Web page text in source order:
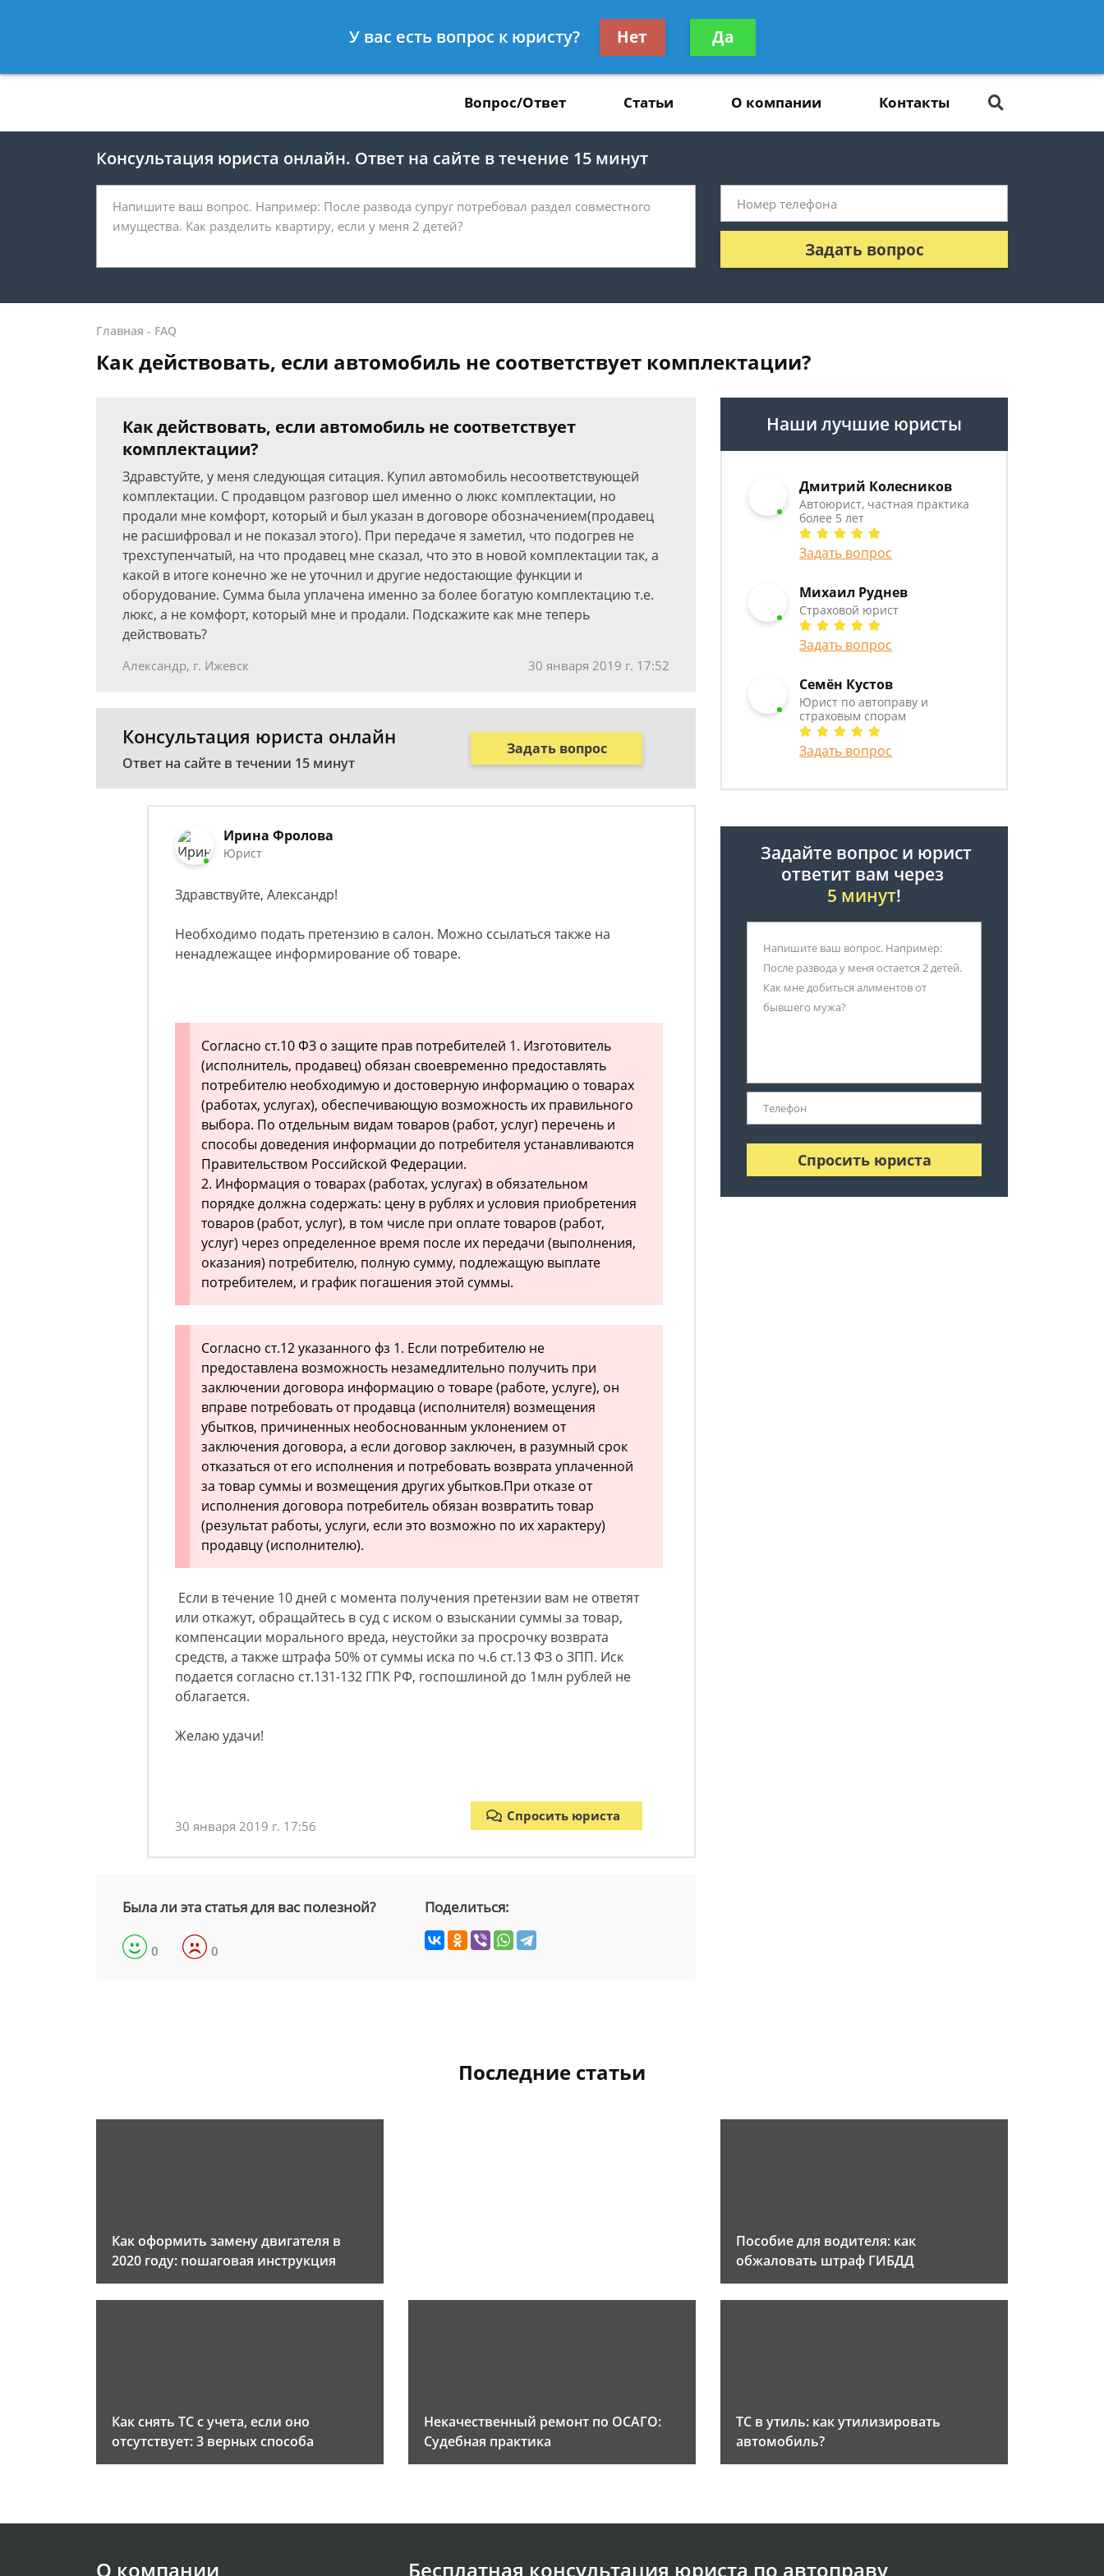
8 812 467-39-37
Получите консультацию
бесплатно
Вопрос/Ответ Статьи О компании Контакты
Консультация юриста онлайн. Ответ на сайте в течение 15 минут
Задать вопрос
Главная - FAQ
Как действовать, если автомобиль не соответствует комплектации?
Как действовать, если автомобиль не соответствует
комплектации?
Здравстуйте, у меня следующая ситация. Купил автомобиль несоответствующей
комплектации. С продавцом разговор шел именно о люкс комплектации, но
продали мне комфорт, который и был указан в договоре обозначением(продавец
не расшифровал и не показал этого). При передаче я заметил, что подогрев не
трехступенчатый, на что продавец мне сказал, что это в новой комплектации так, а
какой в итоге конечно же не уточнил и другие недостающие функции и
оборудование. Сумма была уплачена именно за более богатую комплектацию т.е.
люкс, а не комфорт, который мне и продали. Подскажите как мне теперь
действовать?
Александр, г. Ижевск 30 января 2019 г. 17:52
Консультация юриста онлайн
Ответ на сайте в течении 15 минут
Задать вопрос
Ирина Фролова
Юрист
Здравствуйте, Александр!
Необходимо подать претензию в салон. Можно ссылаться также на
ненадлежащее информирование об товаре.
Согласно ст.10 ФЗ о защите прав потребителей 1. Изготовитель
(исполнитель, продавец) обязан своевременно предоставлять
потребителю необходимую и достоверную информацию о товарах
(работах, услугах), обеспечивающую возможность их правильного
выбора. По отдельным видам товаров (работ, услуг) перечень и
способы доведения информации до потребителя устанавливаются
Правительством Российской Федерации.
2. Информация о товарах (работах, услугах) в обязательном
порядке должна содержать: цену в рублях и условия приобретения
товаров (работ, услуг), в том числе при оплате товаров (работ,
услуг) через определенное время после их передачи (выполнения,
оказания) потребителю, полную сумму, подлежащую выплате
потребителем, и график погашения этой суммы.
Согласно ст.12 указанного фз 1. Если потребителю не
предоставлена возможность незамедлительно получить при
заключении договора информацию о товаре (работе, услуге), он
вправе потребовать от продавца (исполнителя) возмещения
убытков, причиненных необоснованным уклонением от
заключения договора, а если договор заключен, в разумный срок
отказаться от его исполнения и потребовать возврата уплаченной
за товар суммы и возмещения других убытков.При отказе от
исполнения договора потребитель обязан возвратить товар
(результат работы, услуги, если это возможно по их характеру)
продавцу (исполнителю).
Если в течение 10 дней с момента получения претензии вам не ответят
или откажут, обращайтесь в суд с иском о взыскании суммы за товар,
компенсации морального вреда, неустойки за просрочку возврата
средств, а также штрафа 50% от суммы иска по ч.6 ст.13 ФЗ о ЗПП. Иск
подается согласно ст.131-132 ГПК РФ, госпошлиной до 1млн рублей не
облагается.
Желаю удачи!
30 января 2019 г. 17:56
Спросить юриста
Была ли эта статья для вас полезной?
0 0
Поделиться:
Наши лучшие юристы
Дмитрий Колесников
Автоюрист, частная практика
более 5 лет
Задать вопрос
Михаил Руднев
Страховой юрист
Задать вопрос
Семён Кустов
Юрист по автоправу и
страховым спорам
Задать вопрос
Задайте вопрос и юрист
ответит вам через
5 минут!
Спросить юриста
Последние статьи
Как оформить замену двигателя в
2020 году: пошаговая инструкция
Пособие для водителя: как
обжаловать штраф ГИБДД
Как снять ТС с учета, если оно
отсутствует: 3 верных способа
Некачественный ремонт по ОСАГО:
Судебная практика
ТС в утиль: как утилизировать
автомобиль?
О компании Бесплатная консультация юриста по автоправу
У вас есть вопрос к юристу? Нет Да